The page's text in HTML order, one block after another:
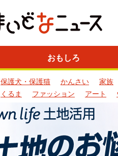
おもしろ
保護犬・保護猫 かんさい 家族
くるま
ファッション アート